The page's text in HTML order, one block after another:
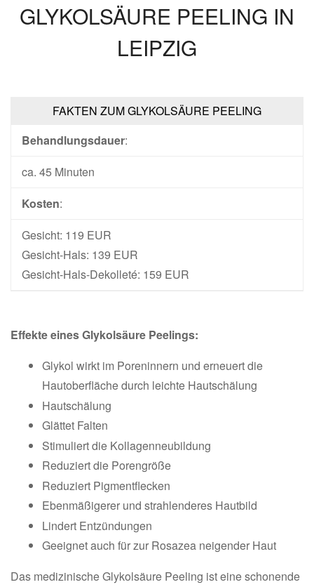
GLYKOLSÄURE PEELING IN
LEIPZIG
FAKTEN ZUM GLYKOLSÄURE PEELING
Behandlungsdauer:
ca. 45 Minuten
Kosten:
Gesicht: 119 EUR
Gesicht-Hals: 139 EUR
Gesicht-Hals-Dekolleté: 159 EUR
Effekte eines Glykolsäure Peelings:
Glykol wirkt im Poreninnern und erneuert die
Hautoberfläche durch leichte Hautschälung
Hautschälung
Glättet Falten
Stimuliert die Kollagenneubildung
Reduziert die Porengröße
Reduziert Pigmentflecken
Ebenmäßigerer und strahlenderes Hautbild
Lindert Entzündungen
Geeignet auch für zur Rosazea neigender Haut
Das medizinische Glykolsäure Peeling ist eine schonende